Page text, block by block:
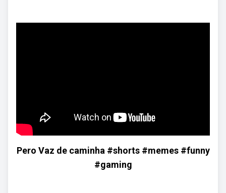
Pero Vaz de caminha #shorts #memes #funny
#gaming